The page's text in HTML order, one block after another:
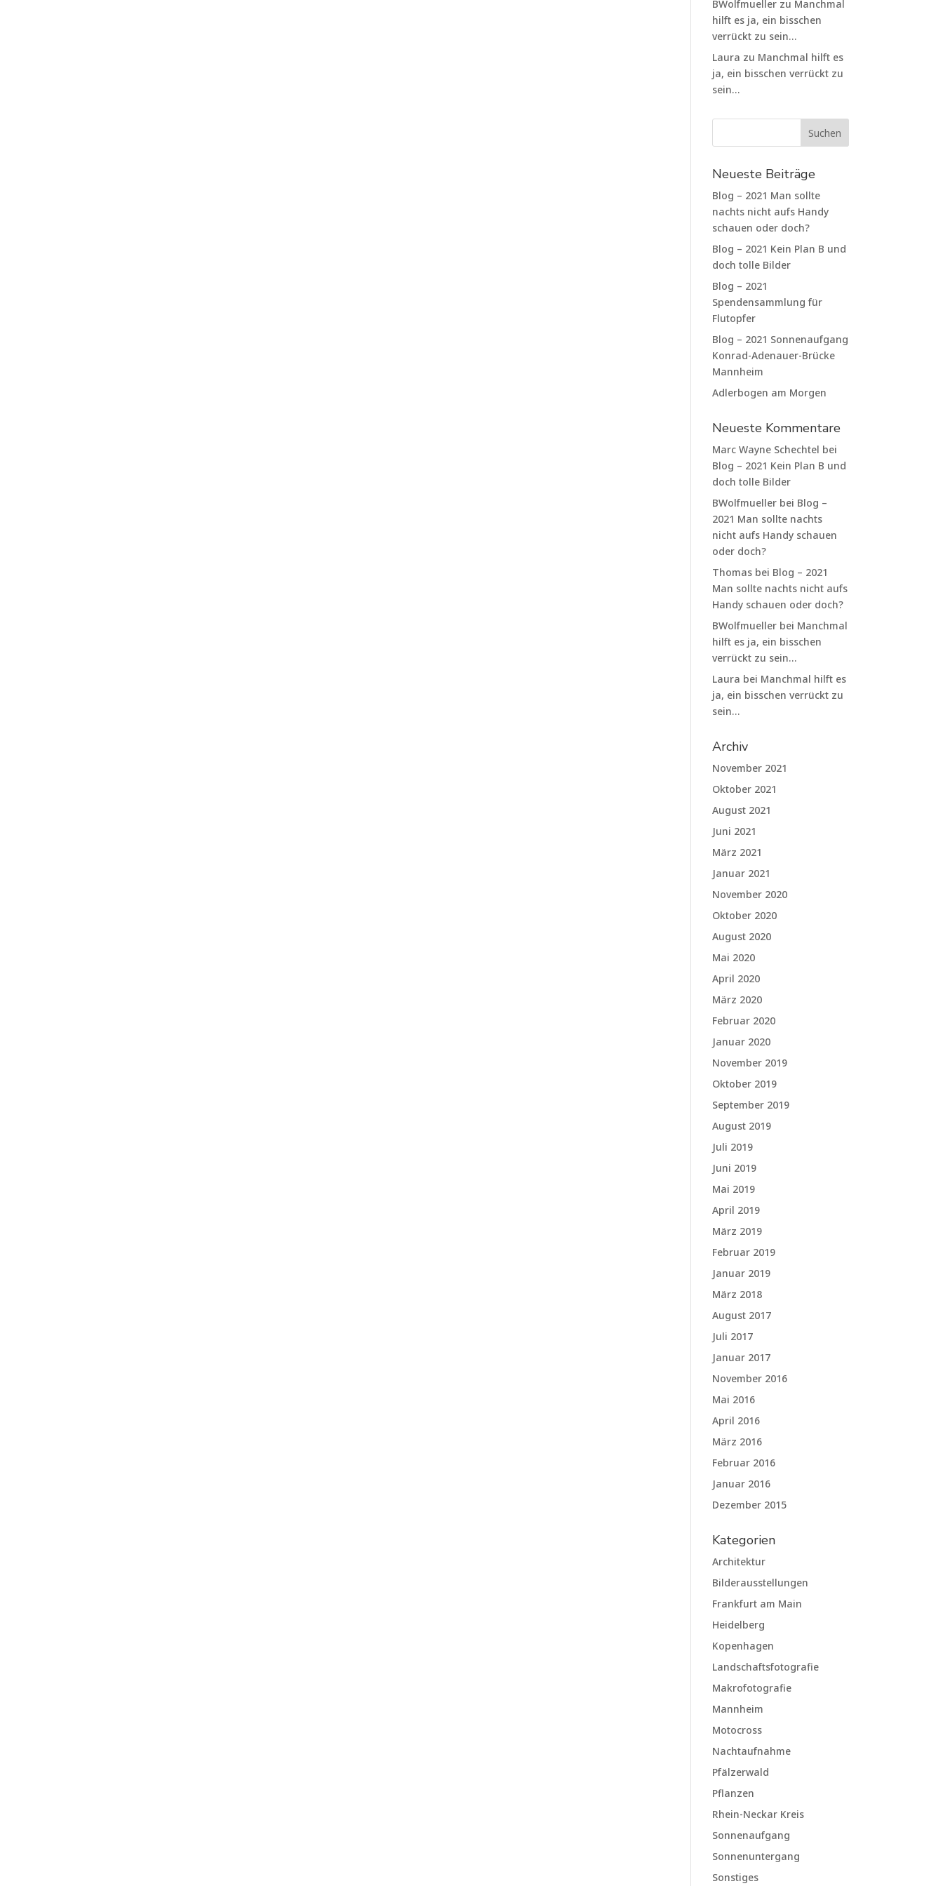
BWolfmueller zu Manchmal
hilft es ja, ein bisschen
verrückt zu sein…
Laura zu Manchmal hilft es
ja, ein bisschen verrückt zu
sein…
Neueste Beiträge
Blog – 2021 Man sollte
nachts nicht aufs Handy
schauen oder doch?
Blog – 2021 Kein Plan B und
doch tolle Bilder
Blog – 2021
Spendensammlung für
Flutopfer
Blog – 2021 Sonnenaufgang
Konrad-Adenauer-Brücke
Mannheim
Adlerbogen am Morgen
Neueste Kommentare
Marc Wayne Schechtel bei
Blog – 2021 Kein Plan B und
doch tolle Bilder
BWolfmueller bei Blog –
2021 Man sollte nachts
nicht aufs Handy schauen
oder doch?
Thomas bei Blog – 2021
Man sollte nachts nicht aufs
Handy schauen oder doch?
BWolfmueller bei Manchmal
hilft es ja, ein bisschen
verrückt zu sein…
Laura bei Manchmal hilft es
ja, ein bisschen verrückt zu
sein…
Archiv
November 2021
Oktober 2021
August 2021
Juni 2021
März 2021
Januar 2021
November 2020
Oktober 2020
August 2020
Mai 2020
April 2020
März 2020
Februar 2020
Januar 2020
November 2019
Oktober 2019
September 2019
August 2019
Juli 2019
Juni 2019
Mai 2019
April 2019
März 2019
Februar 2019
Januar 2019
März 2018
August 2017
Juli 2017
Januar 2017
November 2016
Mai 2016
April 2016
März 2016
Februar 2016
Januar 2016
Dezember 2015
Kategorien
Architektur
Bilderausstellungen
Frankfurt am Main
Heidelberg
Kopenhagen
Landschaftsfotografie
Makrofotografie
Mannheim
Motocross
Nachtaufnahme
Pfälzerwald
Pflanzen
Rhein-Neckar Kreis
Sonnenaufgang
Sonnenuntergang
Sonstiges